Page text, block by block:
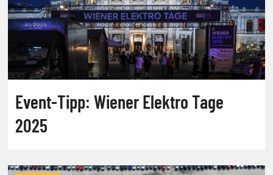
Event-Tipp: Wiener Elektro Tage
2025